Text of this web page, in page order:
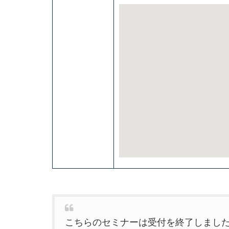
こちらのセミナーは受付を終了しまし